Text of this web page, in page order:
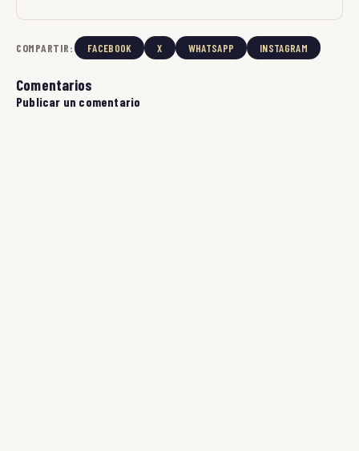
COMPARTIR: FACEBOOK X WHATSAPP INSTAGRAM
Comentarios
Publicar un comentario